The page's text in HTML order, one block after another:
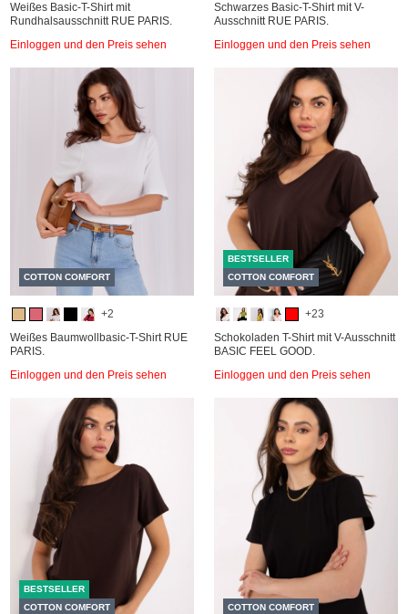
Weißes Basic-T-Shirt mit
Rundhalsausschnitt RUE PARIS.
Einloggen und den Preis sehen
Schwarzes Basic-T-Shirt mit V-
Ausschnitt RUE PARIS.
Einloggen und den Preis sehen
COTTON COMFORT
+2
Weißes Baumwollbasic-T-Shirt RUE
PARIS.
Einloggen und den Preis sehen
BESTSELLER
COTTON COMFORT
+23
Schokoladen T-Shirt mit V-Ausschnitt
BASIC FEEL GOOD.
Einloggen und den Preis sehen
BESTSELLER
COTTON COMFORT
COTTON COMFORT